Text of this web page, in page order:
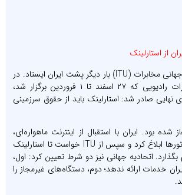
در این تاریخ اتحادیه جهانی مخابرات (ITU) بار دیگر پشت ایران ایستاد. در
جلسه کمیسیون مقررات رادیویی که ۲۷ اسفند تا ۱ فروردین برگزار شد،
نهایی صادر شد: استارلینک باید از حقوق سرزمینی
از سال ۱۴۰۰ آغاز شده بود. ایران با استقبال از اینترنت ماهواره‌ای،
لندینگ‌رایت را به اپراتورها ابلاغ کرد و سپس از ITU خواست تا استارلینک
بگذارد. اتحادیه جهانی نیز دو شرط تعیین کرد: اول،
خدمات ارائه ندهد؛ دوم، دستگاه‌های غیرمجاز را